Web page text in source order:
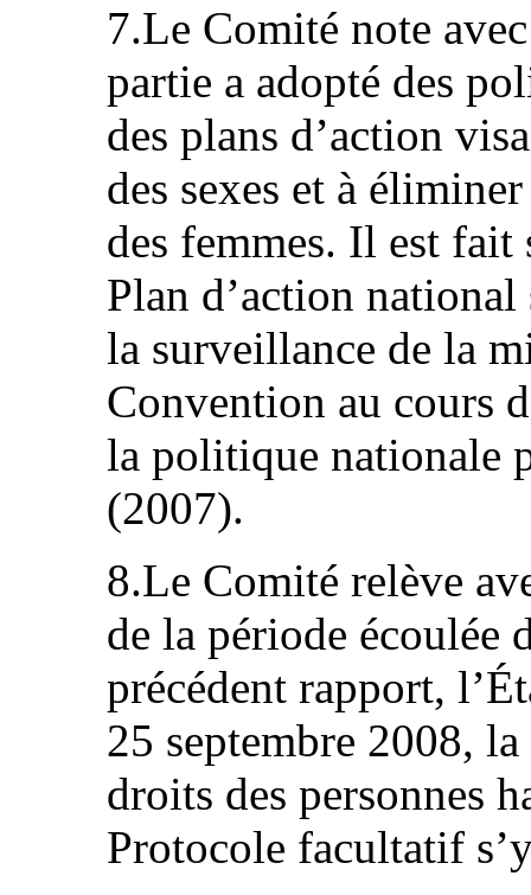
7.Le Comité note
partie a adopté des
des plans d’action
des sexes et à
des femmes. Il est fait
Plan d’action national
la surveillance de la
Convention au cours
la politique nationale
(2007).
8.Le Comité relève
de la période écoulée
précédent rapport,
25 septembre 2008,
droits des personnes
Protocole facultatif